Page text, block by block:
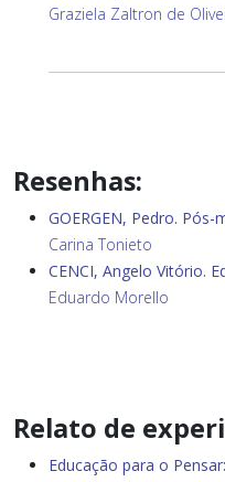
Graziela Zaltron de
Resenhas:
GOERGEN, Pedro.
Carina Tonieto
CENCI, Angelo Vitório.
Eduardo Morello
Relato de
Educação para o